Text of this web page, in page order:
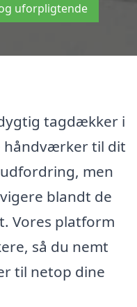
uforpligtende
tagdækker i
håndværker til dit
men
blandt de
Vores platform
så du nemt
til netop dine